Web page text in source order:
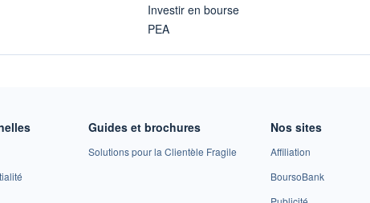
Investir en bourse
PEA
Guides et brochures
Solutions pour la Clientèle Fragile
Nos sites
Affiliation
BoursoBank